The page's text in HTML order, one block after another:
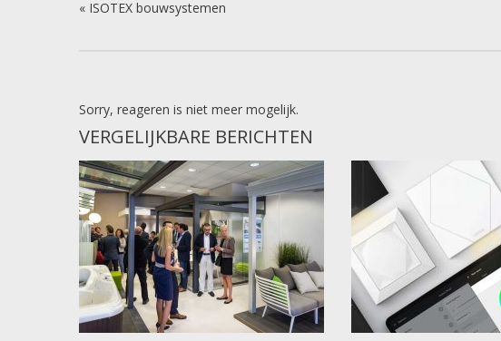
« ISOTEX bouwsystemen
Sorry, reageren is niet meer mogelijk.
VERGELIJKBARE BERICHTEN